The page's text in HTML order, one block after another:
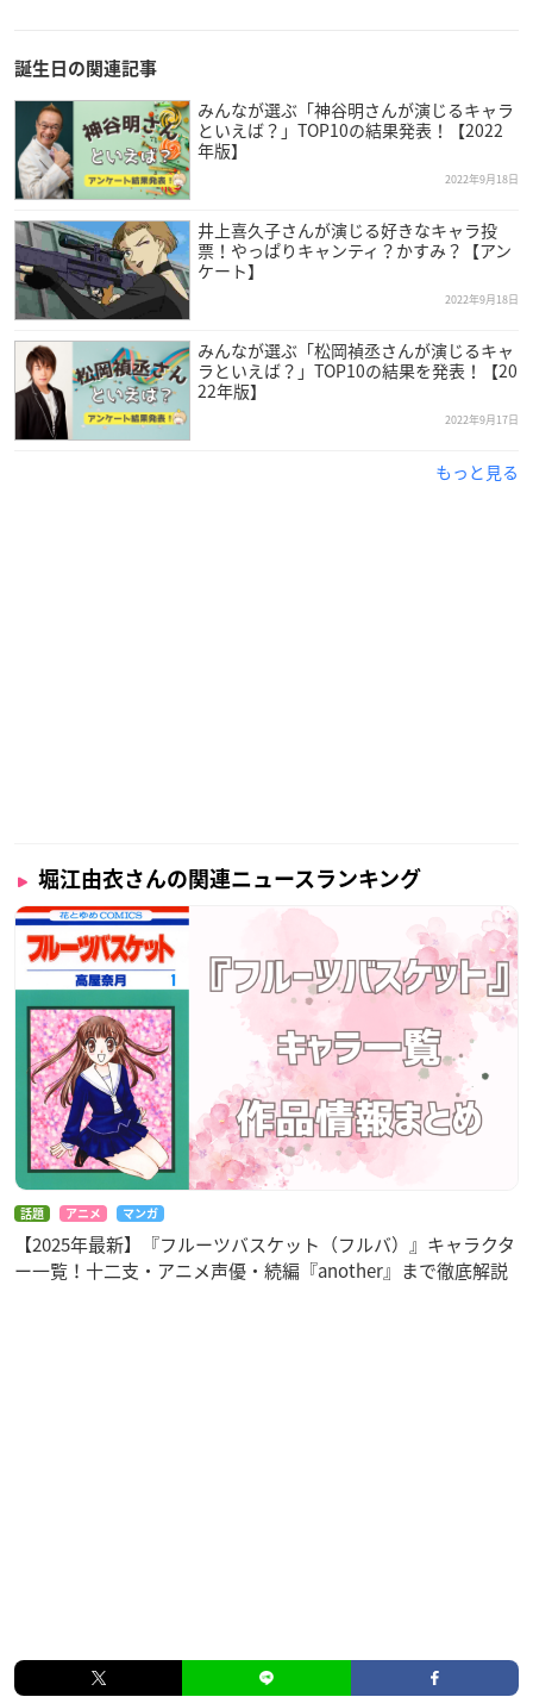
堀江さんは東京都出身で現在ヴィムスに所属しています。
声優専門誌のオーディション参加募集広告を見て特待生新人オ
ーディションを受験し、3000人以上の受験者の中から5名の特
待生の1人に選抜。
声優としては、1997年にデビューを果たしました。
誕生日の関連記事
みんなが選ぶ「神谷明さんが演じるキャラ
といえば？」TOP10の結果発表！【2022
年版】
2022年9月18日
井上喜久子さんが演じる好きなキャラ投
票！やっぱりキャンティ？かすみ？【アン
ケート】
2022年9月18日
みんなが選ぶ「松岡禎丞さんが演じるキャ
ラといえば？」TOP10の結果を発表！【20
22年版】
2022年9月17日
もっと見る
堀江由衣さんの関連ニュースランキング
話題 アニメ マンガ
【2025年最新】『フルーツバスケット（フルバ）』キャラクタ
ー一覧！十二支・アニメ声優・続編『another』まで徹底解説